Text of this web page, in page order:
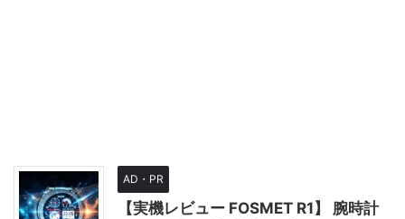
AD・PR
【実機レビュー FOSMET R1】 腕時計